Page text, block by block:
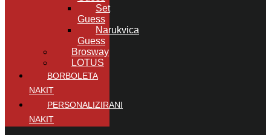
Set
Guess
Narukvica
Guess
Brosway
LOTUS
BORBOLETA
NAKIT
PERSONALIZIRANI
NAKIT